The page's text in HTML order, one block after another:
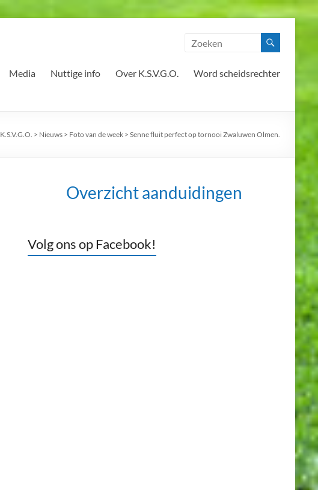
Media Nuttige info Over K.S.V.G.O. Word scheidsrechter
K.S.V.G.O. > Nieuws > Foto van de week > Senne fluit perfect op tornooi Zwaluwen Olmen.
Overzicht aanduidingen
Volg ons op Facebook!